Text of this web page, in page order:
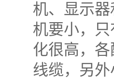
机、显示
机要小，
化很高，
线缆，另